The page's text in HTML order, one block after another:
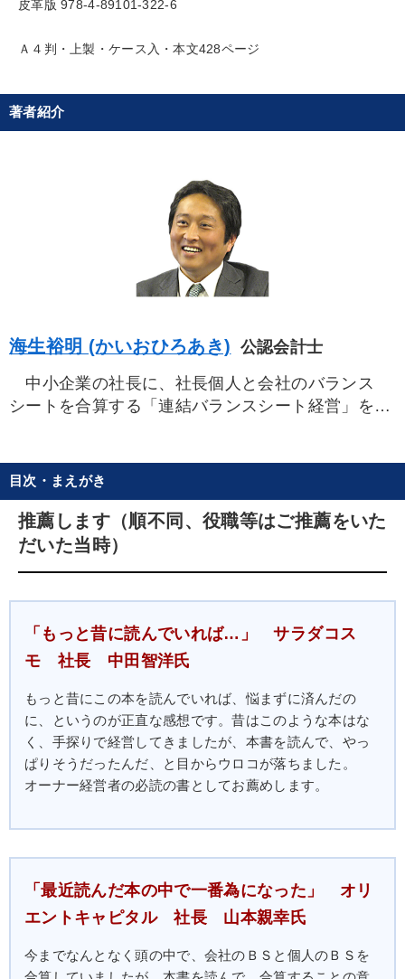
皮革版 978-4-89101-322-6
Ａ４判・上製・ケース入・本文428ページ
著者紹介
海生裕明 (かいおひろあき) 公認会計士
中小企業の社長に、社長個人と会社のバランス
シートを合算する「連結バランスシート経営」を提
ティング会社を設立。１９８５年、公認会計士試験
に合格、３年間大手監査法人にて監査実務を経験す
る。
２０００年、ＩＴ企業のＣＦＯ（最高財務責任
に対して再生支援、売上増加、資金調達、事業承
継、連結バランスシート経営等のアドバイスをおこ
なっている。１９５８年生まれ、学習院大学卒。
目次・まえがき
推薦します（順不同、役職等はご推薦をいた
だいた当時）
「もっと昔に読んでいれば…」 サラダコス
モ 社長 中田智洋氏
もっと昔にこの本を読んでいれば、悩まずに済んだの
に、というのが正直な感想です。昔はこのような本はな
く、手探りで経営してきましたが、本書を読んで、やっ
ぱりそうだったんだ、と目からウロコが落ちました。
オーナー経営者の必読の書としてお薦めします。
「最近読んだ本の中で一番為になった」 オリ
エントキャピタル 社長 山本親幸氏
今までなんとなく頭の中で、会社のＢＳと個人のＢＳを